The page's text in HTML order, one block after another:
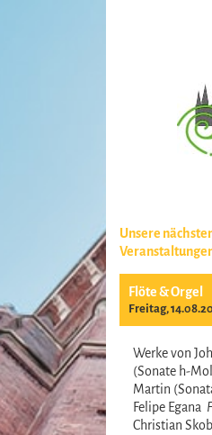
Unsere
Flöte & Orgel
Freitag,
Werke von
(Sonate h-
Martin
Felipe Egana
Christian